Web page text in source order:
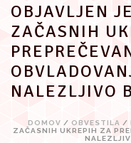
OBJAVLJEN
ZAČASNIH
NALEZLJIVO
DOMOV / OBVESTILA /
ZAČASNIH UKREPIH ZA